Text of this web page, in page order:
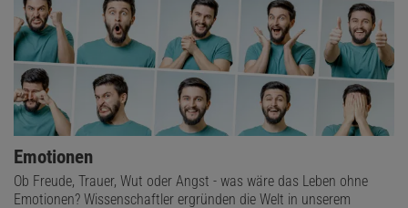
Emotionen
Ob Freude, Trauer, Wut oder Angst - was wäre das Leben ohne
Emotionen? Wissenschaftler ergründen die Welt in unserem